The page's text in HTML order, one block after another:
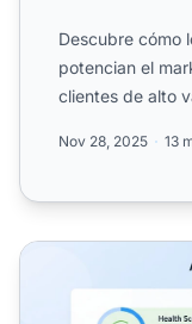
Descubre cómo
potencian el
clientes de alto
Nov 28, 2025 13
¿Qué datos de